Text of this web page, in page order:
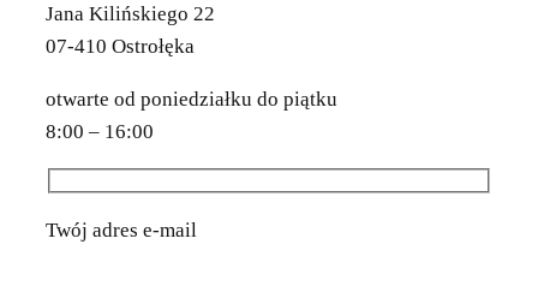
Jana Kilińskiego 22
07-410 Ostrołęka
otwarte od poniedziałku do piątku
8:00 – 16:00
Twój adres e-mail